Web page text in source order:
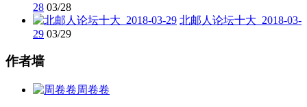
28 03/28
北邮人论坛十大_2018-03-
29 03/29
作者墙
周卷卷